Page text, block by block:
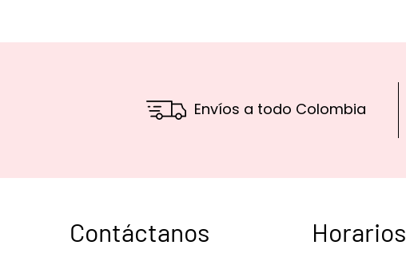
Envíos a todo Colombia
Contáctanos Horarios